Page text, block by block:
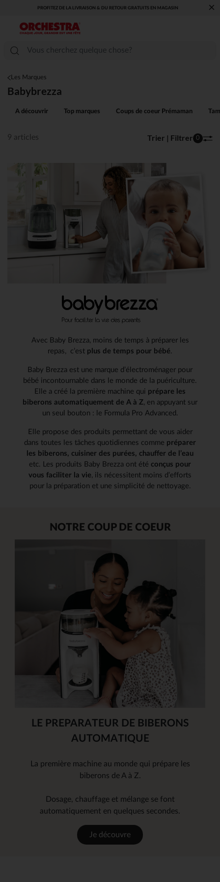
VOUS ALLEZ ADORER LA RENTRÉE !
COLLECTION !×
Les Marques
Babybrezza
A découvrir Top marques Coups de coeur Prémaman
9 articles Trier | Filtrer 0
Avec Baby Brezza, moins de temps à préparer les
repas, ​ c’est plus de temps pour bébé.
Baby Brezza est une marque d’électroménager pour
bébé incontournable​ dans le monde de la puériculture.
Elle a créé la première machine qui prépare​ les
biberons automatiquement de A à Z, en appuyant sur
un seul bouton :​ le Formula Pro Advanced.
Elle propose des produits permettant de vous aider
dans toutes les tâches quotidiennes comme préparer
les biberons, cuisiner des purées, chauffer ​de l’eau
etc. Les produits Baby Brezza ont été conçus pour
vous faciliter la vie, ils nécessitent moins d’efforts
pour la préparation et une simplicité ​de nettoyage.
NOTRE COUP DE COEUR
LE PREPARATEUR DE BIBERONS
AUTOMATIQUE
La première machine au monde qui prépare les
biberons de A à Z.
Dosage, chauffage et mélange se font
automatiquement en quelques secondes.
Je découvre